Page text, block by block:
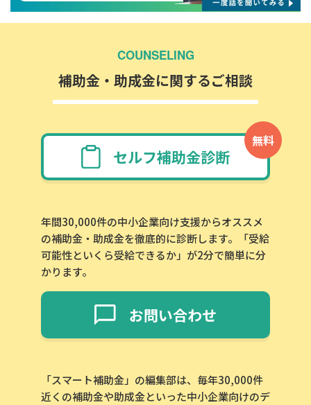
COUNSELING
補助金・助成金に関するご相談
無料
セルフ補助金診断
年間30,000件の中小企業向け支援からオススメ
の補助金・助成金を徹底的に診断します。「受給
可能性といくら受給できるか」が2分で簡単に分
かります。
お問い合わせ
「スマート補助金」の編集部は、毎年30,000件
近くの補助金や助成金といった中小企業向けのデ